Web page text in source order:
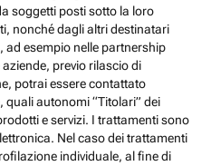
soggetti posti sotto la loro
nonché dagli altri destinatari
esempio nelle partnership
previo rilascio di
potrai essere contattato
quali autonomi “Titolari” dei
e servizi. I trattamenti sono
Nel caso dei trattamenti
individuale, al fine di